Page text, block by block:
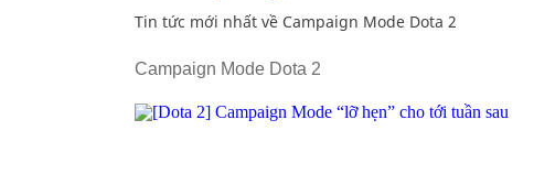
Tin tức mới nhất về Campaign Mode Dota 2
Campaign Mode Dota 2